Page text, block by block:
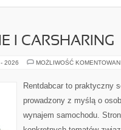
I CARSHARING
2026 MOŻLIWOŚĆ
Rentdabcar to praktyczny
prowadzony z myślą o
wynajem samochodu.